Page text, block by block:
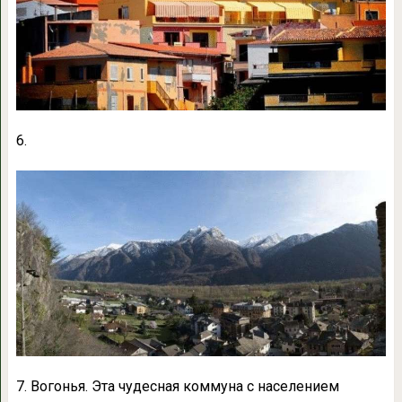
6.
7. Вогонья. Эта чудесная коммуна с населением